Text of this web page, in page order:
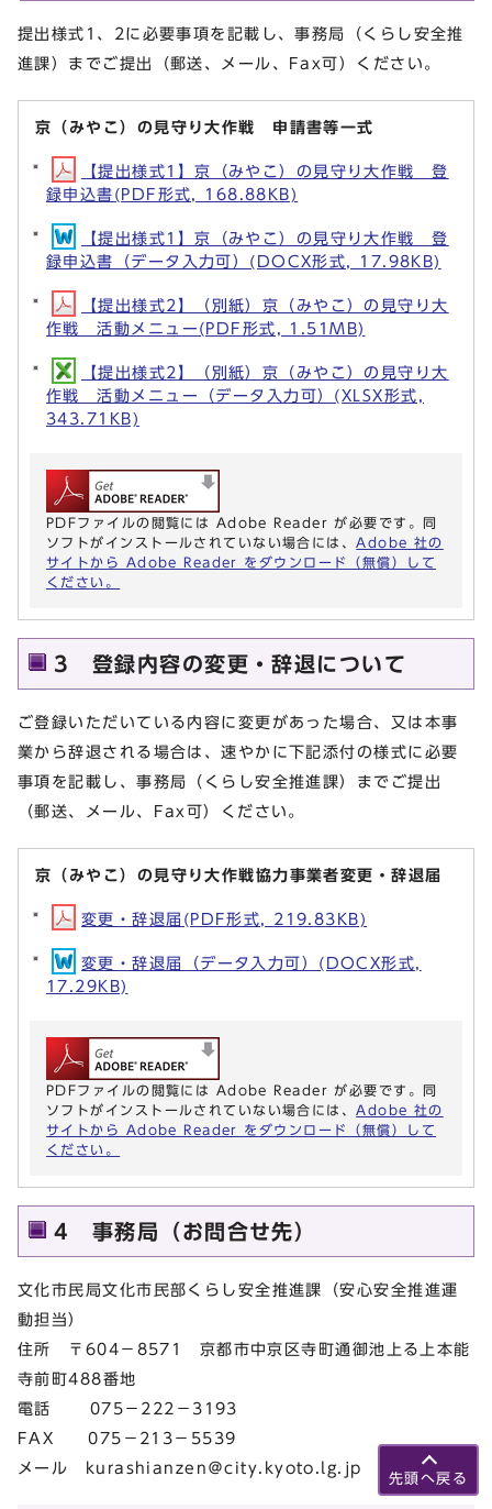
提出様式1、2に必要事項を記載し、事務局（くらし安全推
進課）までご提出（郵送、メール、Fax可）ください。
京（みやこ）の見守り大作戦 申請書等一式
【提出様式1】京（みやこ）の見守り大作戦 登
録申込書(PDF形式, 168.88KB)
【提出様式1】京（みやこ）の見守り大作戦 登
録申込書（データ入力可）(DOCX形式, 17.98KB)
【提出様式2】（別紙）京（みやこ）の見守り大
作戦 活動メニュー(PDF形式, 1.51MB)
【提出様式2】（別紙）京（みやこ）の見守り大
作戦 活動メニュー（データ入力可）(XLSX形式,
343.71KB)
PDFファイルの閲覧には Adobe Reader が必要です。同
ソフトがインストールされていない場合には、 Adobe 社の
サイトから Adobe Reader をダウンロード（無償）して
ください。
3 登録内容の変更・辞退について
ご登録いただいている内容に変更があった場合、又は本事
業から辞退される場合は、速やかに下記添付の様式に必要
事項を記載し、事務局（くらし安全推進課）までご提出
（郵送、メール、Fax可）ください。
京（みやこ）の見守り大作戦協力事業者変更・辞退届
変更・辞退届(PDF形式, 219.83KB)
変更・辞退届（データ入力可）(DOCX形式,
17.29KB)
PDFファイルの閲覧には Adobe Reader が必要です。同
ソフトがインストールされていない場合には、 Adobe 社の
サイトから Adobe Reader をダウンロード（無償）して
ください。
4 事務局（お問合せ先）
文化市民局文化市民部くらし安全推進課（安心安全推進運
動担当）
住所 〒604－8571 京都市中京区寺町通御池上る上本能
寺前町488番地
電話 075－222－3193
FAX 075－213－5539
メール kurashianzen＠city.kyoto.lg.jp
先頭へ戻る